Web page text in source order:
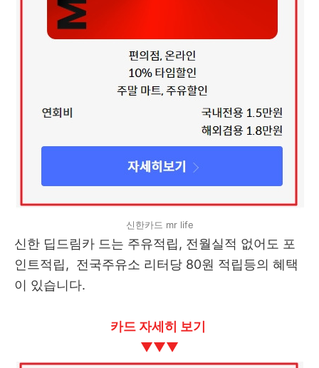
신한카드 mr life
신한 딥드림카 드는 주유적립, 전월실적 없어도 포
인트적립, 전국주유소 리터당 80원 적립등의 혜택
이 있습니다.
카드 자세히 보기
▼▼▼